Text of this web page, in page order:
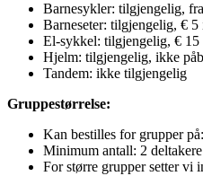
Barnesykler: tilgjengelig,
Barneseter: tilgjengelig, €
El-sykkel: tilgjengelig, €
Hjelm: tilgjengelig, ikke
Tandem: ikke tilgjengelig
Gruppestørrelse:
Kan bestilles for grupper
Minimum antall: 2 deltakere
For større grupper setter vi